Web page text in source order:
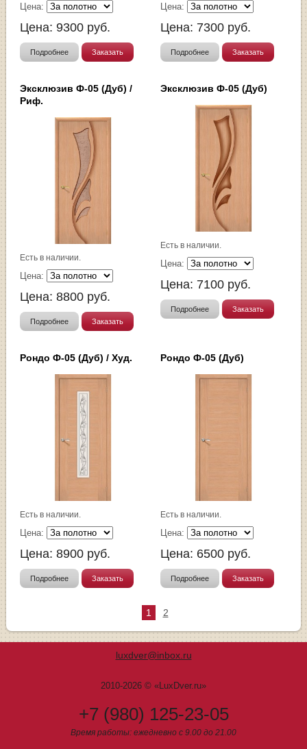
Цена:
Цена:9300 руб.
Подробнее Заказать
Цена:
Цена: 7300 руб.
Подробнее Заказать
Эксклюзив Ф-05 (Дуб) /
Риф.
Есть в наличии.
Цена:
Цена:8800 руб.
Подробнее Заказать
Эксклюзив Ф-05 (Дуб)
Есть в наличии.
Цена:
Цена: 7100 руб.
Подробнее Заказать
Рондо Ф-05 (Дуб) / Худ.
Есть в наличии.
Цена:
Цена:8900 руб.
Подробнее Заказать
Рондо Ф-05 (Дуб)
Есть в наличии.
Цена:
Цена: 6500 руб.
Подробнее Заказать
1 2
luxdver@inbox.ru
2010-2026 © «LuxDver.ru»
+7 (980) 125-23-05
Время работы: ежедневно с 9.00 до 21.00